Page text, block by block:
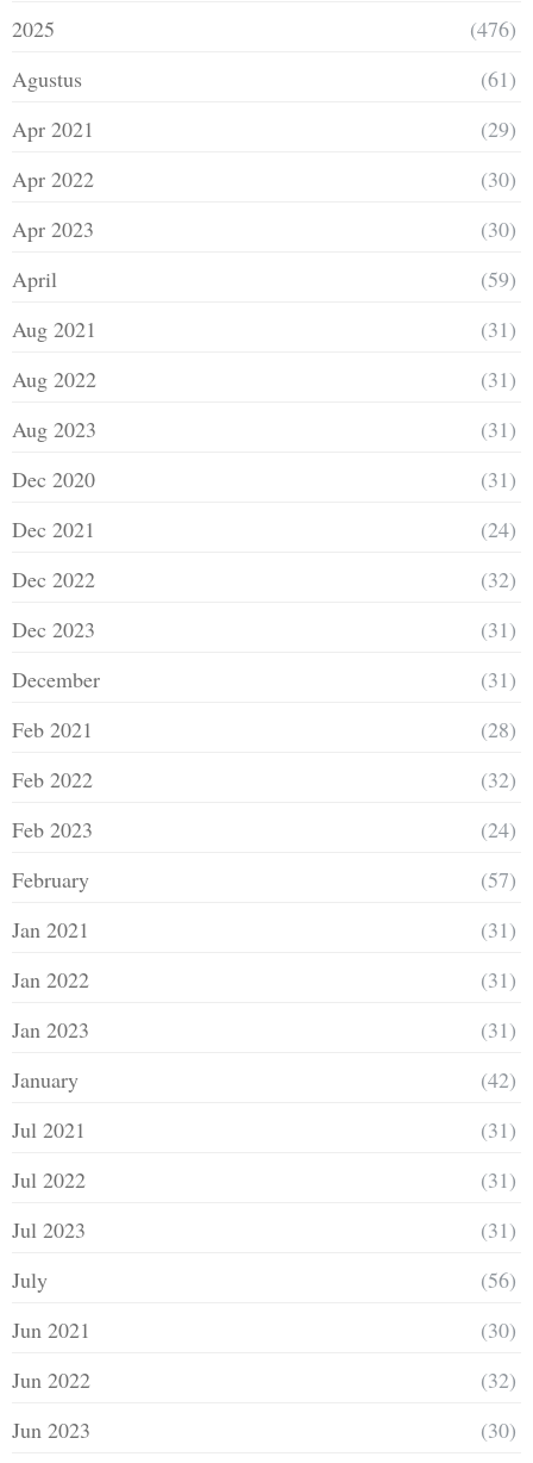
2025
(476)
Agustus
(61)
Apr 2021
(29)
Apr 2022
(30)
Apr 2023
(30)
April
(59)
Aug 2021
(31)
Aug 2022
(31)
Aug 2023
(31)
Dec 2020
(31)
Dec 2021
(24)
Dec 2022
(32)
Dec 2023
(31)
December
(31)
Feb 2021
(28)
Feb 2022
(32)
Feb 2023
(24)
February
(57)
Jan 2021
(31)
Jan 2022
(31)
Jan 2023
(31)
January
(42)
Jul 2021
(31)
Jul 2022
(31)
Jul 2023
(31)
July
(56)
Jun 2021
(30)
Jun 2022
(32)
Jun 2023
(30)